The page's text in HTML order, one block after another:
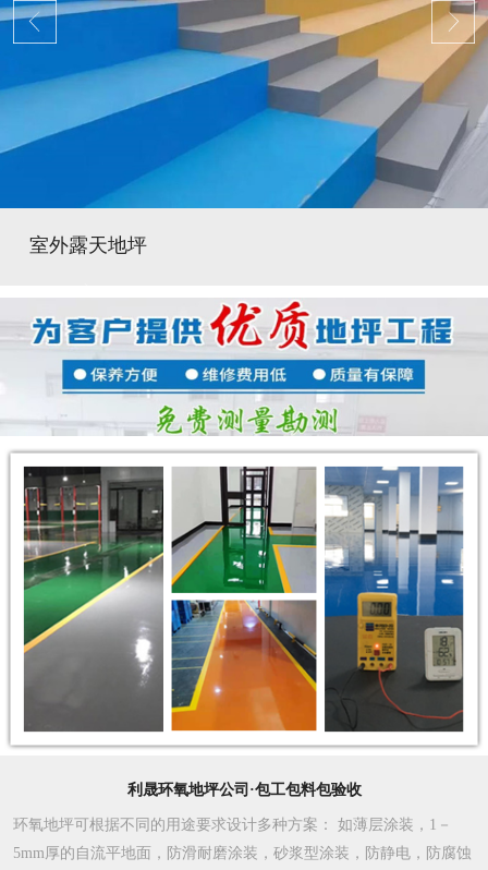
室外露天地坪
利晟环氧地坪公司·包工包料包验收
环氧地坪可根据不同的用途要求设计多种方案 ： 如薄层涂装，1－
5mm厚的自流平地面，防滑耐磨涂装，砂浆型涂装，防静电，防腐蚀